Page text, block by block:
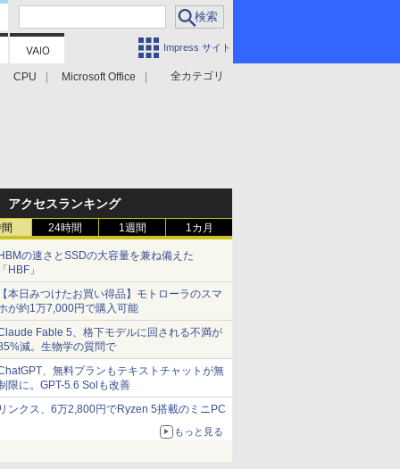
Impress サイト
全カテゴリ
CPU Microsoft Office
アクセスランキング
24時間 1週間 1カ月
の速さとSSDの大容量を兼ね備えた
HBF」
本日みつけたお買い得品】モトローラのスマ
が約1万7,000円で購入可能
Fable 5、格下モデルに回される不満が
減。生物学の質問で
、無料プランもテキストチャットが無
限に。GPT-5.6 Solも改善
ンクス、6万2,800円でRyzen 5搭載のミニPC
もっと見る